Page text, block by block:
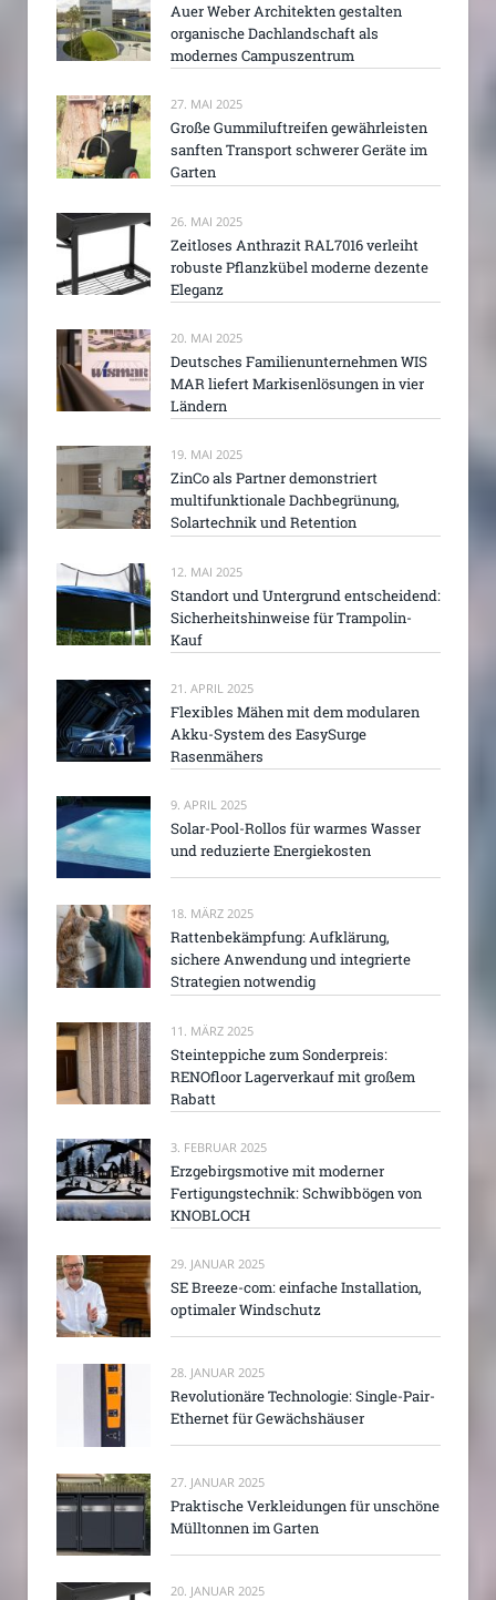
Auer Weber Architekten gestalten
organische Dachlandschaft als
modernes Campuszentrum
27. MAI 2025
Große Gummiluftreifen gewährleisten
sanften Transport schwerer Geräte im
Garten
26. MAI 2025
Zeitloses Anthrazit RAL7016 verleiht
robuste Pflanzkübel moderne dezente
Eleganz
20. MAI 2025
Deutsches Familienunternehmen WIS
MAR liefert Markisenlösungen in vier
Ländern
19. MAI 2025
ZinCo als Partner demonstriert
multifunktionale Dachbegrünung,
Solartechnik und Retention
12. MAI 2025
Standort und Untergrund entscheidend:
Sicherheitshinweise für Trampolin-
Kauf
21. APRIL 2025
Flexibles Mähen mit dem modularen
Akku-System des EasySurge
Rasenmähers
9. APRIL 2025
Solar-Pool-Rollos für warmes Wasser
und reduzierte Energiekosten
18. MÄRZ 2025
Rattenbekämpfung: Aufklärung,
sichere Anwendung und integrierte
Strategien notwendig
11. MÄRZ 2025
Steinteppiche zum Sonderpreis:
RENOfloor Lagerverkauf mit großem
Rabatt
3. FEBRUAR 2025
Erzgebirgsmotive mit moderner
Fertigungstechnik: Schwibbögen von
KNOBLOCH
29. JANUAR 2025
SE Breeze-com: einfache Installation,
optimaler Windschutz
28. JANUAR 2025
Revolutionäre Technologie: Single-Pair-
Ethernet für Gewächshäuser
27. JANUAR 2025
Praktische Verkleidungen für unschöne
Mülltonnen im Garten
20. JANUAR 2025